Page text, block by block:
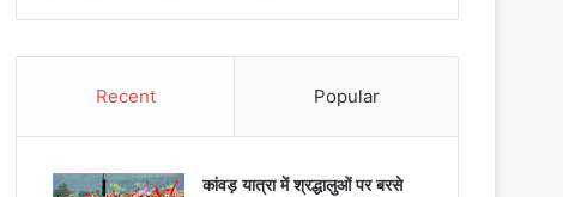
Recent Popular
कांवड़ यात्रा में श्रद्धालुओं पर बरसे